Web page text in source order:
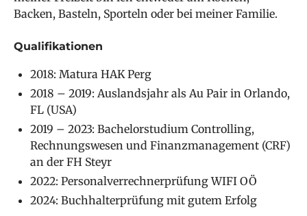
Backen, Basteln, Sporteln oder bei meiner Familie.
Qualifikationen
2018: Matura HAK Perg
2018 – 2019: Auslandsjahr als Au Pair in Orlando,
FL (USA)
2019 – 2023: Bachelorstudium Controlling,
Rechnungswesen und Finanzmanagement (CRF)
an der FH Steyr
2022: Personalverrechnerprüfung WIFI OÖ
2024: Buchhalterprüfung mit gutem Erfolg